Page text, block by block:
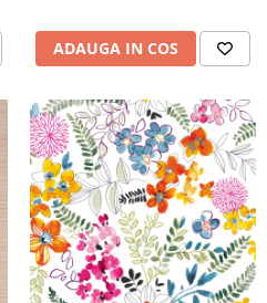
ADAUGA IN COS